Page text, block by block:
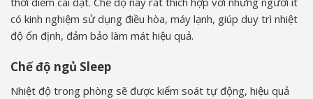
có kinh nghiệm sử dụng điều hòa, máy lạnh, giúp duy trì nhiệt
độ ổn định, đảm bảo làm mát hiệu quả.
Chế độ ngủ Sleep
Nhiệt độ trong phòng sẽ được kiểm soát tự động, hiệu quả